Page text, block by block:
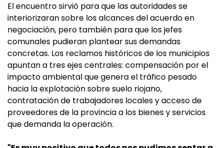
El encuentro sirvió para que las autoridades se
interiorizaran sobre los alcances del acuerdo en
negociación, pero también para que los jefes
comunales pudieran plantear sus demandas
concretas. Los reclamos históricos de los municipios
apuntan a tres ejes centrales: compensación por el
impacto ambiental que genera el tráfico pesado
hacia la explotación sobre suelo riojano,
contratación de trabajadores locales y acceso de
proveedores de la provincia a los bienes y servicios
que demanda la operación.